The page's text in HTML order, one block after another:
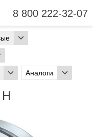
Аналоги
Н
8 800 222-32-07